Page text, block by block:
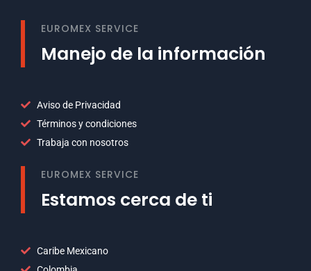
EUROMEX SERVICE
Manejo de la información
Aviso de Privacidad
Términos y condiciones
Trabaja con nosotros
EUROMEX SERVICE
Estamos cerca de ti
Caribe Mexicano